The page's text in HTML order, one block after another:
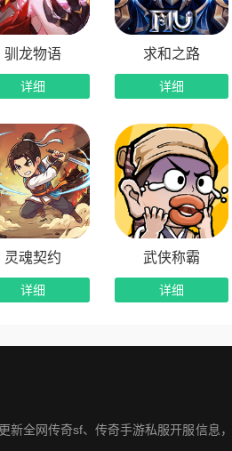
驯龙物语
详细
求和之路
详细
灵魂契约
详细
武侠称霸
详细
新全网传奇sf、传奇手游私服开服信